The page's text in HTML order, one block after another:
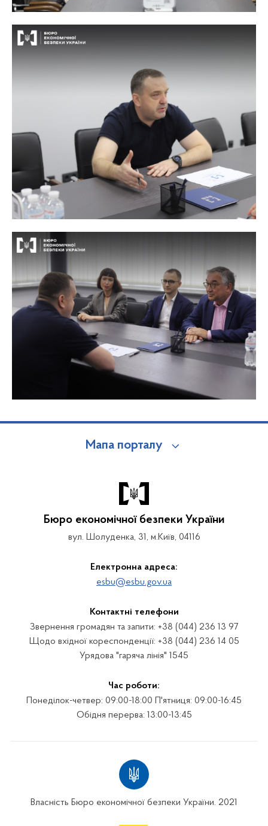
Мапа порталу
Бюро економічної безпеки України
вул. Шолуденка, 31, м.Київ, 04116
Електронна адреса:
esbu@esbu.gov.ua
Контактні телефони
Звернення громадян та запити: +38 (044) 236 13 97
Щодо вхідної кореспонденції: +38 (044) 236 14 05
Урядова "гаряча лінія" 1545
Час роботи:
Понеділок-четвер: 09:00-18:00 П'ятниця: 09:00-16:45
Обідня перерва: 13:00-13:45
Власність Бюро економічної безпеки України. 2021